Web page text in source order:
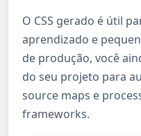
O CSS gerado é útil
aprendizado e
de produção, você
do seu projeto para
source maps e
frameworks.